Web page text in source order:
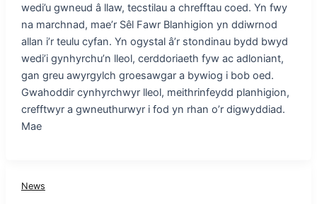
wedi’u gwneud â llaw, tecstilau a chrefftau coed. Yn fwy
na marchnad, mae’r Sêl Fawr Blanhigion yn ddiwrnod
allan i’r teulu cyfan. Yn ogystal â’r stondinau bydd bwyd
wedi’i gynhyrchu’n lleol, cerddoriaeth fyw ac adloniant,
gan greu awyrgylch groesawgar a bywiog i bob oed.
Gwahoddir cynhyrchwyr lleol, meithrinfeydd planhigion,
crefftwyr a gwneuthurwyr i fod yn rhan o’r digwyddiad.
Mae
News